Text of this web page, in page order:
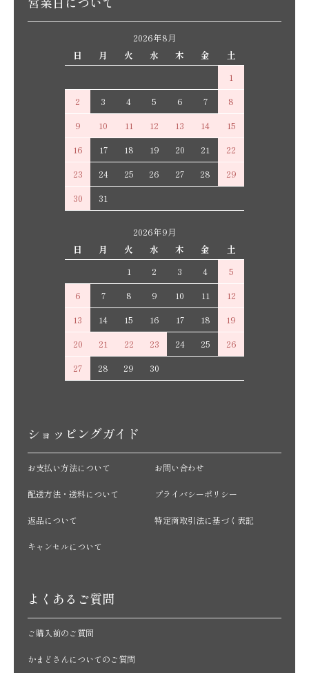
2026年8月
日
月 火 水 木 金
土
1
2
3 4 5 6 7
8
9
10 11 12 13 14
15
16
17 18 19 20 21
22
23
24 25 26 27 28
29
30
31
2026年9月
日
月 火 水 木 金
土
1
2 3 4
5
6
7 8 9 10 11
12
13
14 15 16 17 18
19
20
21 22 23 24 25
26
27
28 29 30
ショッピングガイド
お支払い方法について
配送方法・送料について
返品について
キャンセルについて
お問い合わせ
プライバシーポリシー
特定商取引法に基づく表記
よくあるご質問
ご購入前のご質問
かまどさんについてのご質問